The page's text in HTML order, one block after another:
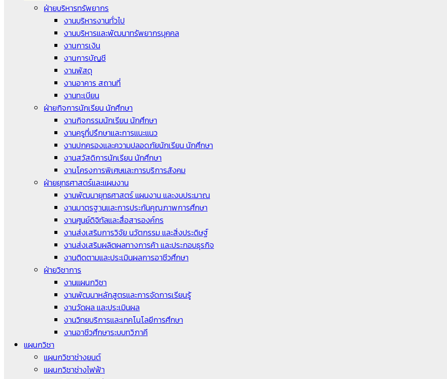
ฝ่ายบริหารทรัพยากร
งานบริหารงานทั่วไป
งานบริหารและพัฒนาทรัพยากรบุคคล
งานการเงิน
งานการบัญชี
งานพัสดุ
งานอาคาร สถานที่
งานทะเบียน
ฝ่ายกิจการนักเรียน นักศึกษา
งานกิจกรรมนักเรียน นักศึกษา
งานครูที่ปรึกษาและการแนะแนว
งานปกครองและความปลอดภัยนักเรียน นักศึกษา
งานสวัสดิการนักเรียน นักศึกษา
งานโครงการพิเศษและการบริการสังคม
ฝ่ายยุทธศาสตร์และแผนงาน
งานพัฒนายุทธศาสตร์ แผนงาน และงบประมาณ
งานมาตรฐานและการประกันคุณภาพการศึกษา
งานศูนย์ดิจิทัลและสื่อสารองค์กร
งานส่งเสริมการวิจัย นวัตกรรม และสิ่งประดิษฐ์
งานส่งเสริมผลิตผลทางการค้า และประกอบธุรกิจ
งานติดตามและประเมินผลการอาชีวศึกษา
ฝ่ายวิชาการ
งานแผนกวิชา
งานพัฒนาหลักสูตรและการจัดการเรียนรู้
งานวัดผล และประเมินผล
งานวิทยบริการและเทคโนโลยีการศึกษา
งานอาชีวศึกษาระบบทวิภาคี
แผนกวิชา
แผนกวิชาช่างยนต์
แผนกวิชาช่างไฟฟ้า